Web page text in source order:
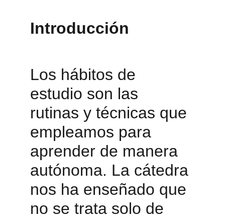
Introducción
Los hábitos de
estudio son las
rutinas y técnicas que
empleamos para
aprender de manera
autónoma. La cátedra
nos ha enseñado que
no se trata solo de